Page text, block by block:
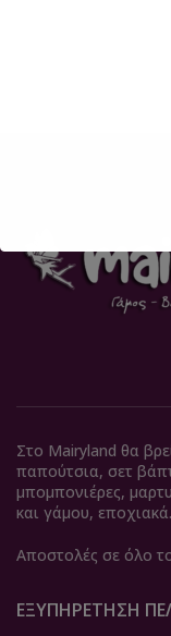
Στο Mairyland θα
παπούτσια, σετ
μπομπονιέρες,
και γάμου, εποχιακά.
Αποστολές σε όλο
ΕΞΥΠΗΡΈΤΗΣΗ